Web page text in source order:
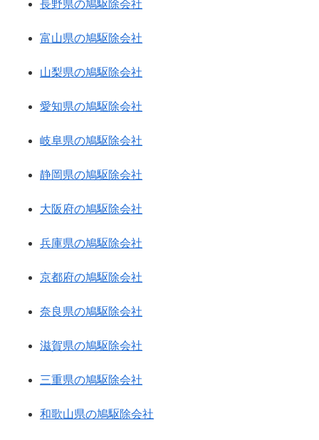
長野県の鳩駆除会社
富山県の鳩駆除会社
山梨県の鳩駆除会社
愛知県の鳩駆除会社
岐阜県の鳩駆除会社
静岡県の鳩駆除会社
大阪府の鳩駆除会社
兵庫県の鳩駆除会社
京都府の鳩駆除会社
奈良県の鳩駆除会社
滋賀県の鳩駆除会社
三重県の鳩駆除会社
和歌山県の鳩駆除会社